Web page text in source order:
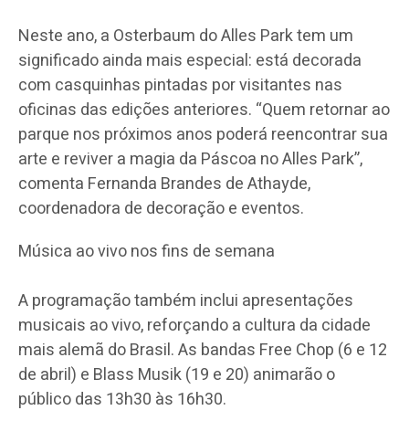
Neste ano, a Osterbaum do Alles Park tem um
significado ainda mais especial: está decorada
com casquinhas pintadas por visitantes nas
oficinas das edições anteriores. “Quem retornar ao
parque nos próximos anos poderá reencontrar sua
arte e reviver a magia da Páscoa no Alles Park”,
comenta Fernanda Brandes de Athayde,
coordenadora de decoração e eventos.
Música ao vivo nos fins de semana
A programação também inclui apresentações
musicais ao vivo, reforçando a cultura da cidade
mais alemã do Brasil. As bandas Free Chop (6 e 12
de abril) e Blass Musik (19 e 20) animarão o
público das 13h30 às 16h30.